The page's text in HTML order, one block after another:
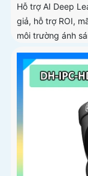
Hỗ trợ AI Deep
giả, hỗ trợ ROI,
môi trường ánh